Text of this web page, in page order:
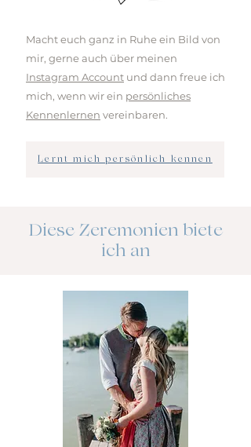
Macht euch ganz in Ruhe ein Bild von
mir, gerne auch über meinen
Instagram Account und dann freue ich
mich, wenn wir ein persönliches
Kennenlernen vereinbaren.
Lernt mich persönlich kennen
Diese Zeremonien biete
ich an